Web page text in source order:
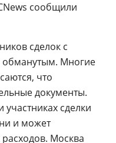
сообщили
сделок с
обманутым. Многие
что
документы.
сделки
и может
Москва